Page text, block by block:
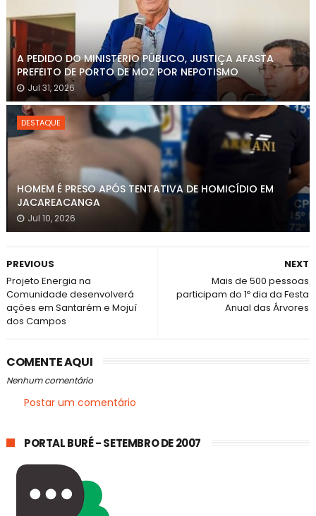
A PEDIDO DO MINISTÉRIO PÚBLICO, JUSTIÇA AFASTA
PREFEITO DE PORTO DE MOZ POR NEPOTISMO
Jul 31, 2026
DESTAQUE
HOMEM É PRESO APÓS TENTATIVA DE HOMICÍDIO EM
JACAREACANGA
Jul 10, 2026
NEXT
Mais de 500 pessoas
participam do 1º dia da Festa
Anual das Árvores
PREVIOUS
Projeto Energia na
Comunidade desenvolverá
ações em Santarém e Mojuí
dos Campos
COMENTE AQUI
Nenhum comentário
Postar um comentário
PORTAL BURÉ - SETEMBRO DE 2007